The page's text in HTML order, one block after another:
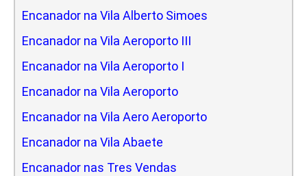
Encanador na Vila Alberto Simoes
Encanador na Vila Aeroporto III
Encanador na Vila Aeroporto I
Encanador na Vila Aeroporto
Encanador na Vila Aero Aeroporto
Encanador na Vila Abaete
Encanador nas Tres Vendas